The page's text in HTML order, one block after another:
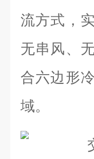
流方式，
无串风、
合六边形
域。